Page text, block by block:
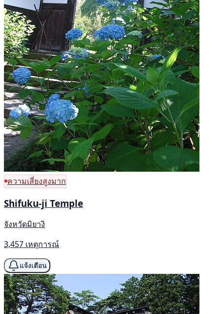
ความเสี่ยงสูงมาก
Shifuku-ji Temple
จังหวัดมิยางิ
3,457 เหตุการณ์
แจ้งเตือน